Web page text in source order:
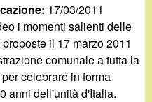
17/03/2011
i momenti salienti delle
il 17 marzo 2011
comunale a tutta la
celebrare in forma
anni dell'unità d'Italia.